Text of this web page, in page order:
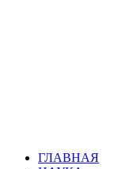
ГЛАВНАЯ